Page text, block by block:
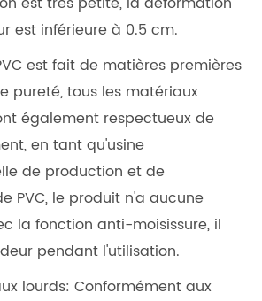
est inférieure à 0.5 cm.
est fait de matières premières
pureté, tous les matériaux
également respectueux de
en tant qu'usine
de production et de
PVC, le produit n'a aucune
la fonction anti-moisissure, il
pendant l'utilisation.
lourds: Conformément aux